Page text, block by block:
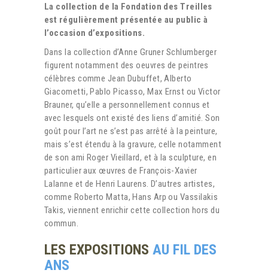
La collection de la Fondation des Treilles
est régulièrement présentée au public à
l’occasion d’expositions.
Dans la collection d’Anne Gruner Schlumberger
figurent notamment des oeuvres de peintres
célèbres comme Jean Dubuffet, Alberto
Giacometti, Pablo Picasso, Max Ernst ou Victor
Brauner, qu’elle a personnellement connus et
avec lesquels ont existé des liens d’amitié. Son
goût pour l’art ne s’est pas arrêté à la peinture,
mais s’est étendu à la gravure, celle notamment
de son ami Roger Vieillard, et à la sculpture, en
particulier aux œuvres de François-Xavier
Lalanne et de Henri Laurens. D’autres artistes,
comme Roberto Matta, Hans Arp ou Vassilakis
Takis, viennent enrichir cette collection hors du
commun.
LES EXPOSITIONS AU FIL DES
ANS